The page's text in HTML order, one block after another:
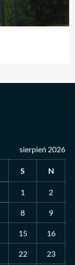
sierpień 2026
S N
1 2
8 9
15 16
22 23